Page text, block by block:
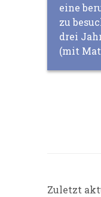
eine
zu
drei
(mit
Zuletzt